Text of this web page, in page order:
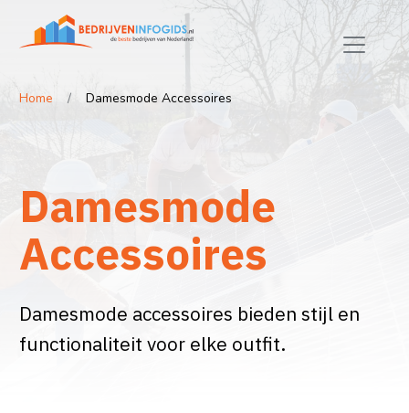
Home Damesmode Accessoires
Damesmode
Accessoires
Damesmode accessoires bieden stijl en
functionaliteit voor elke outfit.